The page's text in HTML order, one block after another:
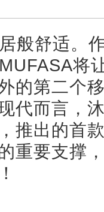
般舒适。
将
的第二个
代而言，
推出的首
重要支撑